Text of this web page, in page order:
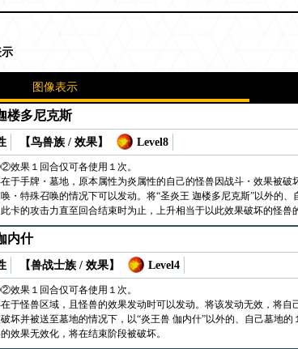
图像表示
楼多尼克斯
【鸟兽族 / 效果】 Level8
效果１回合仅可各使用１次。
于手牌・墓地，原本属性为炎属性的自己的怪兽因战斗・效果被破
・特殊召唤的情况下可以发动。将“圣炎王 迦楼多尼克斯”以外的
卡的攻击力直至回合结束时为止，上升相当于以此效果破坏的怪兽
内什
【兽战士族 / 效果】 Level4
效果１回合仅可各使用１次。
于怪兽区域，且怪兽的效果发动时可以发动。将该发动无效，将自
坏并被送至墓地的情况下，以“炎王兽 伽内什”以外的、自己墓地
效果无效化，将在结束阶段被破坏。